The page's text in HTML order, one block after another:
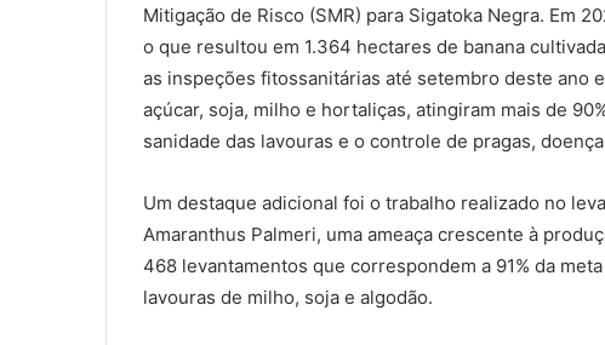
Mitigação de Risco (SMR) para Sigatoka Negra. Em
o que resultou em 1.364 hectares de banana
as inspeções fitossanitárias até setembro deste ano
açúcar, soja, milho e hortaliças, atingiram mais de
sanidade das lavouras e o controle de pragas,
Um destaque adicional foi o trabalho realizado no
Amaranthus Palmeri, uma ameaça crescente à
468 levantamentos que correspondem a 91% da
lavouras de milho, soja e algodão.